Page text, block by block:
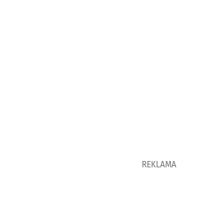
REKLAMA